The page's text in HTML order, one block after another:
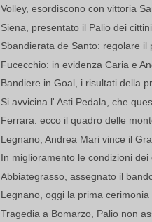
Volley, esordiscono con vittoria
Siena, presentato il Palio dei cittini
Sbandierata de Santo: regolare il
Fucecchio: in evidenza Caria e
Bandiere in Goal, i risultati della
Si avvicina l' Asti Pedala, che
Ferrara: ecco il quadro delle
Legnano, Andrea Mari vince il
In miglioramento le condizioni dei
Abbiategrasso, assegnato il
Legnano, oggi la prima cerimonia
Tragedia a Bomarzo, Palio non